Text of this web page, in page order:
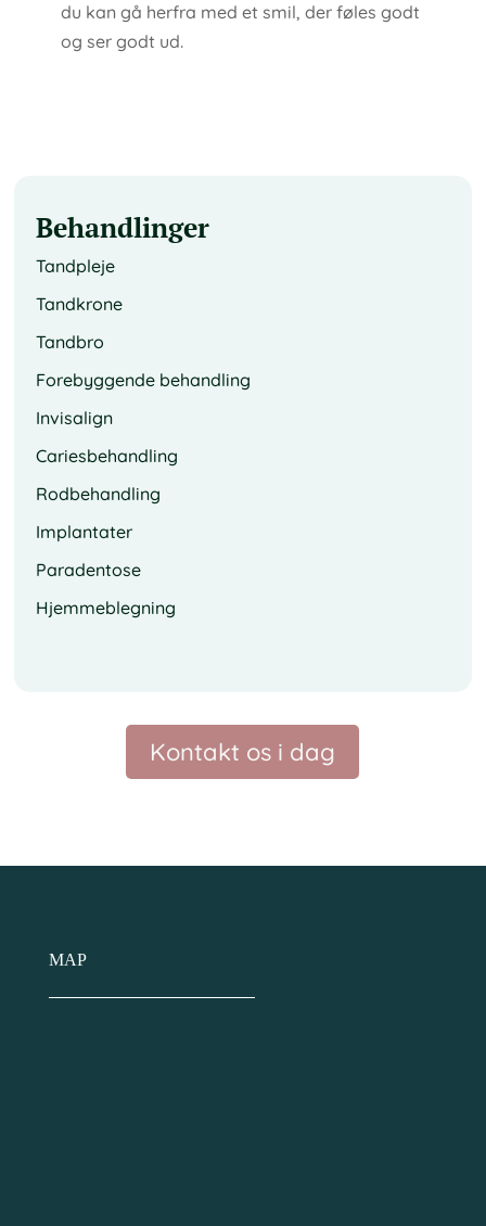
du kan gå herfra med et smil, der føles godt
og ser godt ud.
Behandlinger
Tandpleje
Tandkrone
Tandbro
Forebyggende behandling
Invisalign
Cariesbehandling
Rodbehandling
Implantater
Paradentose
Hjemmeblegning
Kontakt os i dag
MAP